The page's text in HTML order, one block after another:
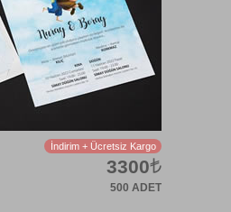
Davetiye Kodu: RS114
İndirim + Ücretsiz Kargo
3300
500 ADET